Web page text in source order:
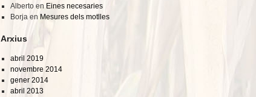
Albertoen Eines necesaries
Borjaen Mesures dels motlles
Arxius
abril 2019
novembre 2014
gener 2014
abril 2013